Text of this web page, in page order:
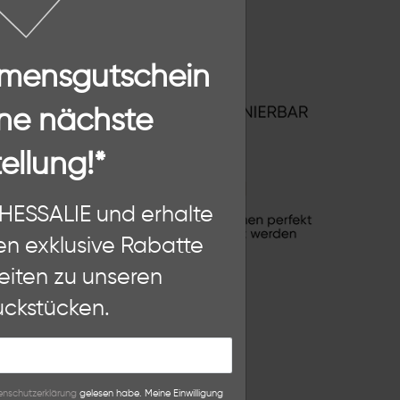
diese Website und Ihre
als Nutzer findest Du in
Einstellungen
nächste
und erhalte
exklusive Rabatte
zu unseren
gelesen habe. Meine Einwilligung